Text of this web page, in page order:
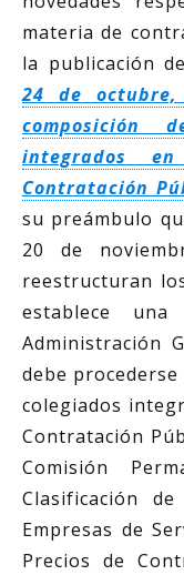
materia de
la publicación
24 de
composición
integrados
Contratación
su preámbulo
20 de
reestructuran
establece
Administración
debe
colegiados
Contratación
Comisión
Clasificación
Empresas de
Precios de